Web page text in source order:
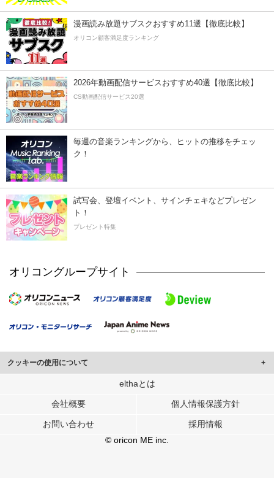
漫画読み放題サブスクおすすめ11選【徹底比較】
オリコン顧客満足度ランキング
2026年動画配信サービスおすすめ40選【徹底比較】
CS動画配信サービス20選
毎週の音楽ランキングから、ヒットの推移をチェッ
ク！
試写会、登壇イベント、サインチェキなどプレゼン
ト！
プレゼント特集
オリコングループサイト
クッキーの使用について
このサイトでは Cookie を使用して、ユーザーに合わせたコンテンツや広告の
行っています。
メディアや広告配信、データ解析の各パートナーに提供しています。
各パートナーは、この情報とユーザーが各パートナーに提供した他の情報や、
ユーザーが各パートナーのサービスを使用したときに収集した他の情報を組み
elthaとは
会社概要 個人情報保護方針
お問い合わせ
採用情報
© oricon ME inc.